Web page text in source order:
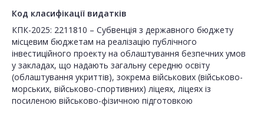
Код класифікації видатків
КПК-2025: 2211810 – Субвенція з державного бюджету
місцевим бюджетам на реалізацію публічного
інвестиційного проекту на облаштування безпечних умов
у закладах, що надають загальну середню освіту
(облаштування укриттів), зокрема військових (військово-
морських, військово-спортивних) ліцеях, ліцеях із
посиленою військово-фізичною підготовкою